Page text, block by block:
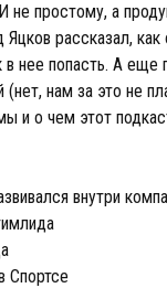
не простому, а
рассказал,
в нее попасть. А
нам за это не
и о чем этот
внутри
Спортсе